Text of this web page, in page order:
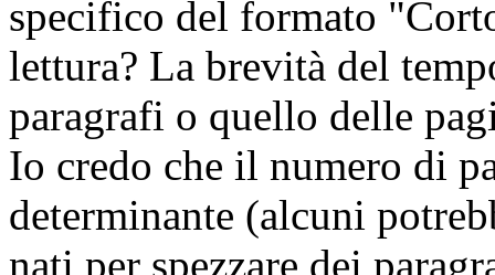
specifico del formato
lettura? La brevità del
paragrafi o quello delle
Io credo che il numero di
determinante (alcuni
nati per spezzare dei